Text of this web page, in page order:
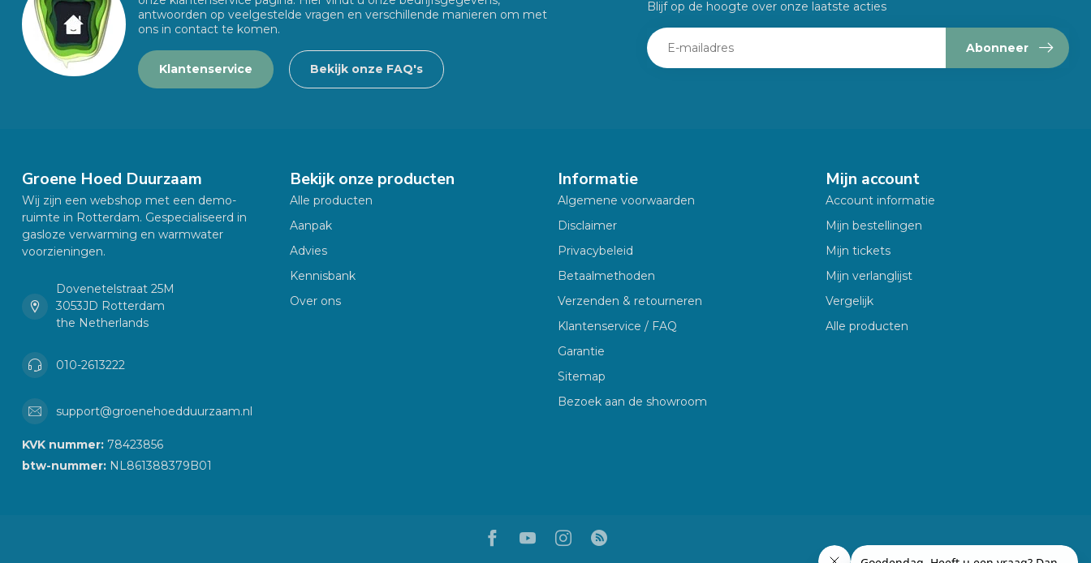
antwoorden op veelgestelde vragen en verschillende manieren om met
ons in contact te komen.
Klantenservice Bekijk onze FAQ's
Blijf op de hoogte over onze laatste acties
Abonneer
Groene Hoed Duurzaam
Wij zijn een webshop met een demo-
ruimte in Rotterdam. Gespecialiseerd in
gasloze verwarming en warmwater
voorzieningen.
Dovenetelstraat 25M
3053JD Rotterdam
the Netherlands
010-2613222
support@groenehoedduurzaam.nl
KVK nummer: 78423856
btw-nummer: NL861388379B01
Bekijk onze producten
Alle producten
Aanpak
Advies
Kennisbank
Over ons
Informatie
Algemene voorwaarden
Disclaimer
Privacybeleid
Betaalmethoden
Verzenden & retourneren
Klantenservice / FAQ
Garantie
Sitemap
Bezoek aan de showroom
Mijn account
Account informatie
Mijn bestellingen
Mijn tickets
Mijn verlanglijst
Vergelijk
Alle producten